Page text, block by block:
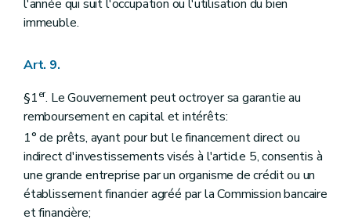
l'année qui suit l'occupation ou l'utilisation du bien
immeuble.
Art. 9.
§1er. Le Gouvernement peut octroyer sa garantie au
remboursement en capital et intérêts:
1° de prêts, ayant pour but le financement direct ou
indirect d'investissements visés à l'article 5, consentis à
une grande entreprise par un organisme de crédit ou un
établissement financier agréé par la Commission bancaire
et financière;